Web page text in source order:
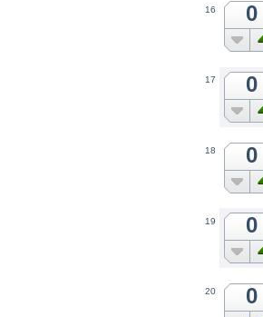
16 0
17 0
18 0
19 0
20 0